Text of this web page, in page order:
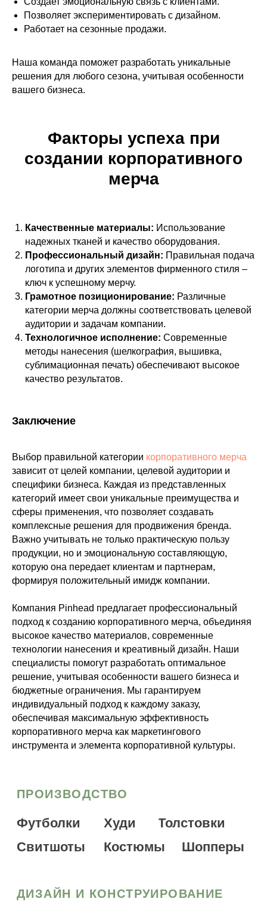
Позволяет экспериментировать с дизайном.
Работает на сезонные продажи.
Наша команда поможет разработать уникальные
решения для любого сезона, учитывая особенности
вашего бизнеса.
Факторы успеха при
создании корпоративного
мерча
Качественные материалы: Использование
надежных тканей и качество оборудования.
Профессиональный дизайн: Правильная подача
логотипа и других элементов фирменного стиля –
ключ к успешному мерчу.
Грамотное позиционирование: Различные
категории мерча должны соответствовать целевой
аудитории и задачам компании.
Технологичное исполнение: Современные
методы нанесения (шелкография, вышивка,
сублимационная печать) обеспечивают высокое
качество результатов.
Заключение
Выбор правильной категории корпоративного мерча
зависит от целей компании, целевой аудитории и
специфики бизнеса. Каждая из представленных
категорий имеет свои уникальные преимущества и
сферы применения, что позволяет создавать
комплексные решения для продвижения бренда.
Важно учитывать не только практическую пользу
продукции, но и эмоциональную составляющую,
которую она передает клиентам и партнерам,
формируя положительный имидж компании.
Компания Pinhead предлагает профессиональный
подход к созданию корпоративного мерча, объединяя
высокое качество материалов, современные
технологии нанесения и креативный дизайн. Наши
специалисты помогут разработать оптимальное
решение, учитывая особенности вашего бизнеса и
бюджетные ограничения. Мы гарантируем
индивидуальный подход к каждому заказу,
обеспечивая максимальную эффективность
корпоративного мерча как маркетингового
инструмента и элемента корпоративной культуры.
ДИЗАЙН И КОНСТРУИРОВАНИЕ
МЕТОДЫ ПЕЧАТИ
Свитшоты
Костюмы Шопперы
Свитшоты
Спортивные костюмы
Шопперы
БРЕНДИРОВАНИЕ
Бирки Этикетки Лейблы
Шелкография
Вышивка
DTG
DTF
Печать на футболках
Печать на свитшотах
Печать на шоппере
Печать на толстовках
Студия Каталог
Цены
Кейсы
Контакты
Печать на худи
Блог
Вакансии
Политика конфиденциальности
Оферта
ООО “ПИНХЭД”
ИНН: 7813212406
ОГРН: 1157847016535
Адрес: 192019, Санкт-Петербург г, наб Обводного
Канала, д. 24, литера Д, этаж 2, офис 281